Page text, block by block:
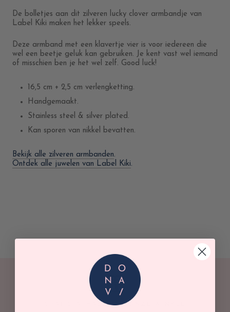
De bolletjes aan dit zilveren lucky clover armbandje van
Label Kiki maken het lekker speels.
Deze armband met een klavertje vier is voor iedereen die
wel een beetje geluk kan gebruiken. Je kent vast wel iemand
of misschien ben je het wel zelf. Good luck!
16,5 cm + 2,5 cm verlengketting.
Handgemaakt.
Stainless steel & silver plated.
Kan sporen van nikkel bevatten.
Bekijk alle zilveren armbanden.
Ontdek alle juwelen van Label Kiki.
GRATIS AFHALEN IN ONZE WINKEL